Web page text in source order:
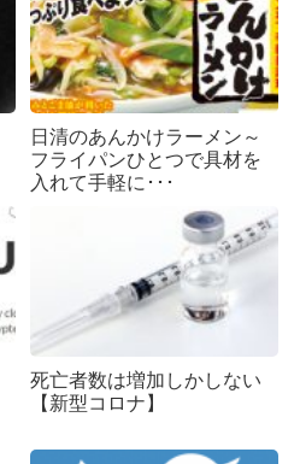
日清のあんかけラーメン～
フライパンひとつで具材を
入れて手軽に･･･
死亡者数は増加しかしない
【新型コロナ】